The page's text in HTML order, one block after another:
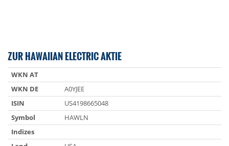
ZUR HAWAIIAN ELECTRIC AKTIE
WKN AT
WKN DE
A0YJEE
ISIN
US4198665048
Symbol
HAWLN
Indizes